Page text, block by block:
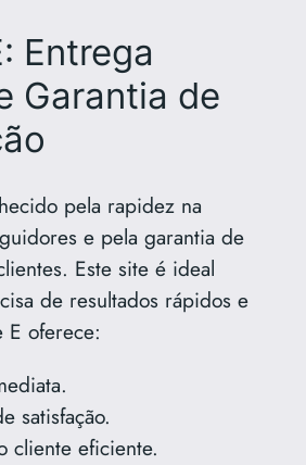
Entrega
Garantia de
pela rapidez na
e pela garantia de
Este site é ideal
de resultados rápidos e
E oferece:
satisfação.
cliente eficiente.